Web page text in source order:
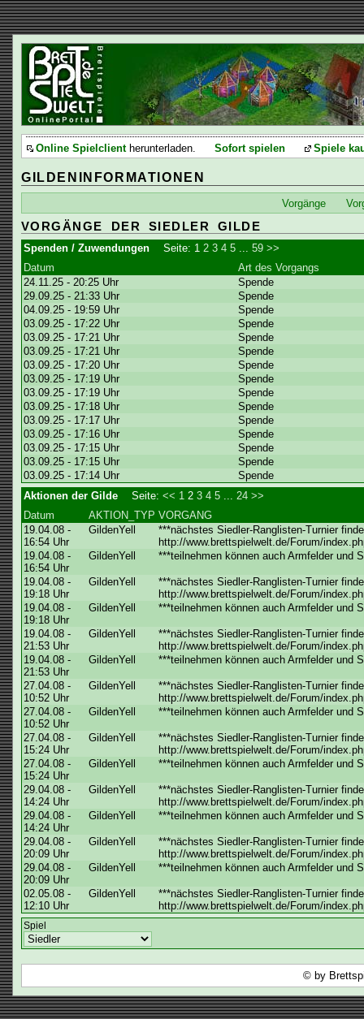
Online Spielclientherunterladen. Sofort spielen Spiele
GILDENINFORMATIONEN
Vorgänge
VORGÄNGE DER SIEDLER GILDE
Spenden / Zuwendungen Seite: 1 2 3 4 5 ...59 >>
Datum
Art des Vorgangs
24.11.25 - 20:25 Uhr
Spende
29.09.25 - 21:33 Uhr
Spende
04.09.25 - 19:59 Uhr
Spende
03.09.25 - 17:22 Uhr
Spende
03.09.25 - 17:21 Uhr
Spende
03.09.25 - 17:21 Uhr
Spende
03.09.25 - 17:20 Uhr
Spende
03.09.25 - 17:19 Uhr
Spende
03.09.25 - 17:19 Uhr
Spende
03.09.25 - 17:18 Uhr
Spende
03.09.25 - 17:17 Uhr
Spende
03.09.25 - 17:16 Uhr
Spende
03.09.25 - 17:15 Uhr
Spende
03.09.25 - 17:15 Uhr
Spende
03.09.25 - 17:14 Uhr
Spende
Aktionen der Gilde
Seite:<< 1 23 4 5 24 >>
Datum
AKTION_TYP VORGANG
19.04.08 -
16:54 Uhr
GildenYell
***nächstes Siedler-Ranglisten-Turnier
http://www.brettspielwelt.de/Forum/
19.04.08 -
16:54 Uhr
GildenYell ***teilnehmen können auch Armfelder und
19.04.08 -
19:18 Uhr
GildenYell
***nächstes Siedler-Ranglisten-Turnier
http://www.brettspielwelt.de/Forum/
19.04.08 -
19:18 Uhr
GildenYell ***teilnehmen können auch Armfelder und
19.04.08 -
21:53 Uhr
GildenYell
***nächstes Siedler-Ranglisten-Turnier
http://www.brettspielwelt.de/Forum/
19.04.08 -
21:53 Uhr
GildenYell ***teilnehmen können auch Armfelder und
27.04.08 -
10:52 Uhr
GildenYell
***nächstes Siedler-Ranglisten-Turnier
http://www.brettspielwelt.de/Forum/
27.04.08 -
10:52 Uhr
GildenYell ***teilnehmen können auch Armfelder und
27.04.08 -
15:24 Uhr
GildenYell
***nächstes Siedler-Ranglisten-Turnier
http://www.brettspielwelt.de/Forum/
27.04.08 -
15:24 Uhr
GildenYell ***teilnehmen können auch Armfelder und
29.04.08 -
14:24 Uhr
GildenYell
***nächstes Siedler-Ranglisten-Turnier
http://www.brettspielwelt.de/Forum/
29.04.08 -
14:24 Uhr
GildenYell ***teilnehmen können auch Armfelder und
29.04.08 -
20:09 Uhr
GildenYell
***nächstes Siedler-Ranglisten-Turnier
http://www.brettspielwelt.de/Forum/
29.04.08 -
20:09 Uhr
GildenYell ***teilnehmen können auch Armfelder und
02.05.08 -
12:10 Uhr
GildenYell
***nächstes Siedler-Ranglisten-Turnier
http://www.brettspielwelt.de/Forum/
Spiel
© by